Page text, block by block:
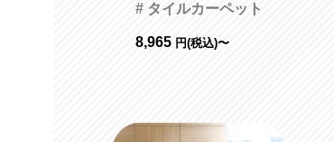
# タイルカーペット
8,965 円(税込)〜